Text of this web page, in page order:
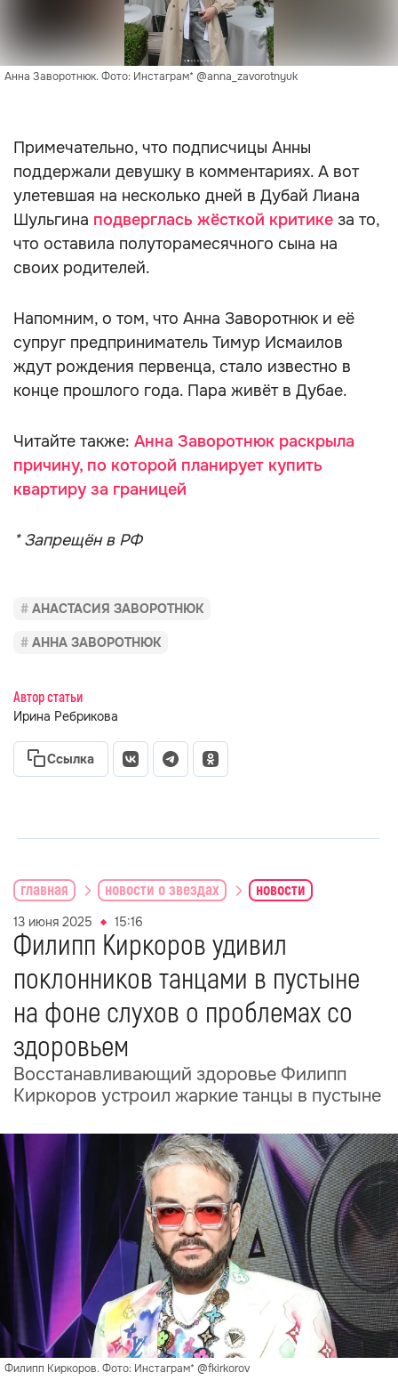
Анна Заворотнюк. Фото: Инстаграм* @anna_zavorotnyuk
Примечательно, что подписчицы Анны
поддержали девушку в комментариях. А вот
улетевшая на несколько дней в Дубай Лиана
Шульгина подверглась жёсткой критике за то,
что оставила полуторамесячного сына на
своих родителей.
Напомним, о том, что Анна Заворотнюк и её
супруг предприниматель Тимур Исмаилов
ждут рождения первенца, стало известно в
конце прошлого года. Пара живёт в Дубае.
Читайте также: Анна Заворотнюк раскрыла
причину, по которой планирует купить
квартиру за границей
* Запрещён в РФ
АНАСТАСИЯ ЗАВОРОТНЮК
АННА ЗАВОРОТНЮК
Автор статьи
Ирина Ребрикова
Ссылка
главная новости о звездах новости
13 июня 2025 15:16
Филипп Киркоров удивил
поклонников танцами в пустыне
на фоне слухов о проблемах со
здоровьем
Восстанавливающий здоровье Филипп
Киркоров устроил жаркие танцы в пустыне
Филипп Киркоров. Фото: Инстаграм* @fkirkorov